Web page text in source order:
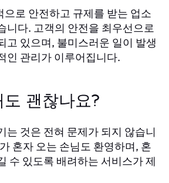
로 안전하고 규제를 받는 업소
니다. 고객의 안전을 최우선으로
고 있으며, 불미스러운 일이 발생
인 관리가 이루어집니다.
괜찮나요?
는 것은 전혀 문제가 되지 않습니
혼자 오는 손님도 환영하며, 혼
수 있도록 배려하는 서비스가 제